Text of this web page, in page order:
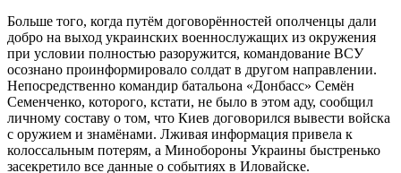
Больше того, когда путём договорённостей ополченцы дали
добро на выход украинских военнослужащих из окружения
при условии полностью разоружится, командование ВСУ
осознано проинформировало солдат в другом направлении.
Непосредственно командир батальона «Донбасс» Семён
Семенченко, которого, кстати, не было в этом аду, сообщил
личному составу о том, что Киев договорился вывести войска
с оружием и знамёнами. Лживая информация привела к
колоссальным потерям, а Минобороны Украины быстренько
засекретило все данные о событиях в Иловайске.